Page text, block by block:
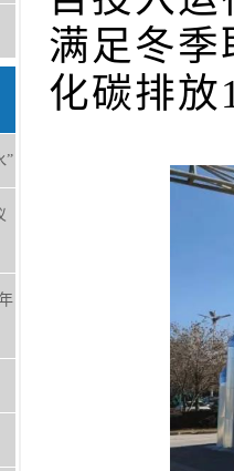
”
满足冬
化碳排放